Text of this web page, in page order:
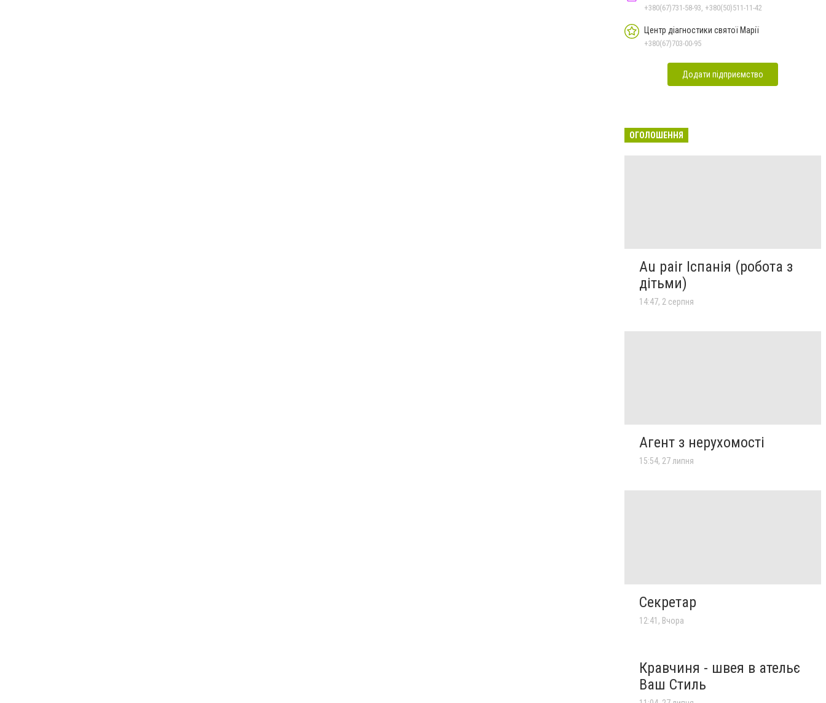
+380(67)731-58-93, +380(50)511-11-42
Центр діагностики святої Марії
+380(67)703-00-95
Додати підприємство
ОГОЛОШЕННЯ
Au pair Іспанія (робота з
дітьми)
14:47, 2 серпня
Агент з нерухомості
15:54, 27 липня
Секретар
12:41, Вчора
Кравчиня - швея в ательє
Ваш Стиль